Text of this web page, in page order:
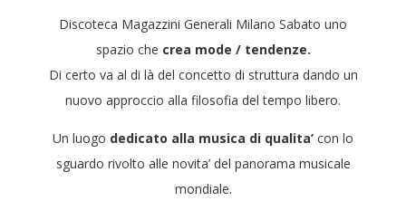
Discoteca Magazzini Generali Milano Sabato uno
spazio che crea mode / tendenze.
Di certo va al di là del concetto di struttura dando un
nuovo approccio alla filosofia del tempo libero.
Un luogo dedicato alla musica di qualita’ con lo
sguardo rivolto alle novita’ del panorama musicale
mondiale.